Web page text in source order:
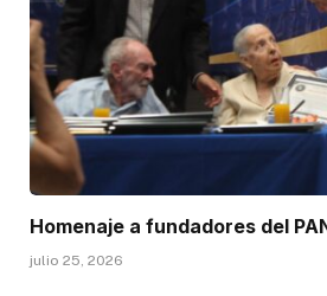
Homenaje a fundadores del
julio 25, 2026